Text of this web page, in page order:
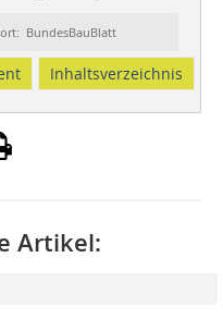
BundesBauBlatt
Inhaltsverzeichnis
Artikel: